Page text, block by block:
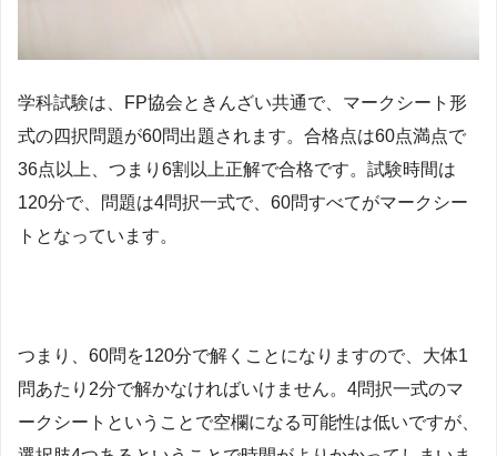
学科試験は、FP協会ときんざい共通で、マークシート形
式の四択問題が60問出題されます。合格点は60点満点で
36点以上、つまり6割以上正解で合格です。試験時間は
120分で、問題は4問択一式で、60問すべてがマークシー
トとなっています。
つまり、60問を120分で解くことになりますので、大体1
問あたり2分で解かなければいけません。 4問択一式のマ
ークシートということで空欄になる可能性は低いですが、